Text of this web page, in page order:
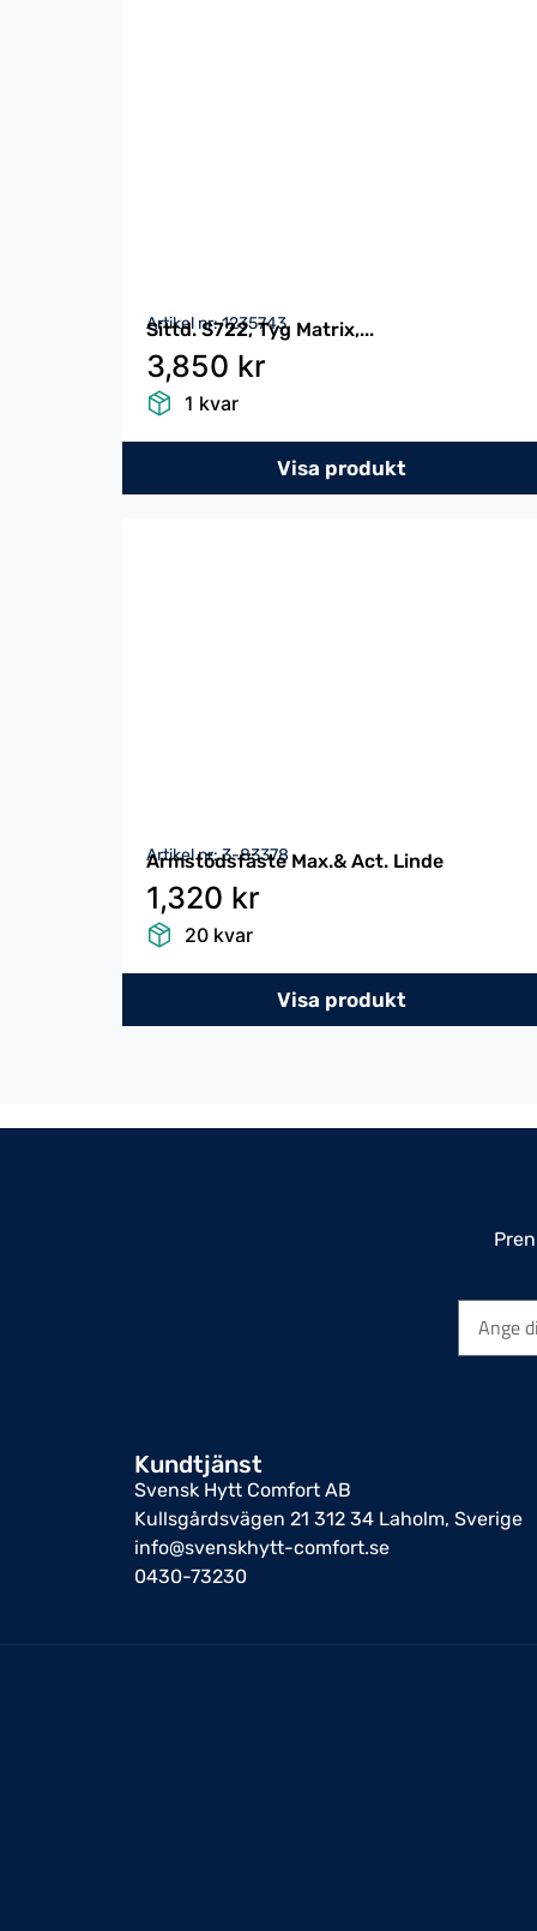
Artikel nr: 1235743
Sittd. S722, Tyg Matrix,...
3,850 kr
1 kvar
Visa produkt
Artikel nr: 3-83378
Armstödsfäste Max.& Act. Linde
1,320 kr
20 kvar
Visa produkt
Kundtjänst
Svensk Hytt Comfort AB
Kullsgårdsvägen 21 312 34 Laholm, Sverige
info@svenskhytt-comfort.se
0430-73230